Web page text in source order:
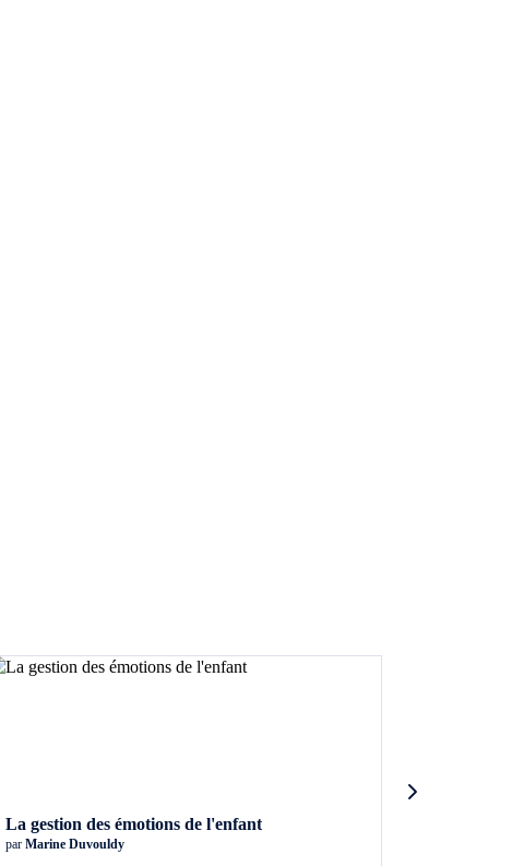
La gestion des émotions de l'enfant
par Marine Duvouldy